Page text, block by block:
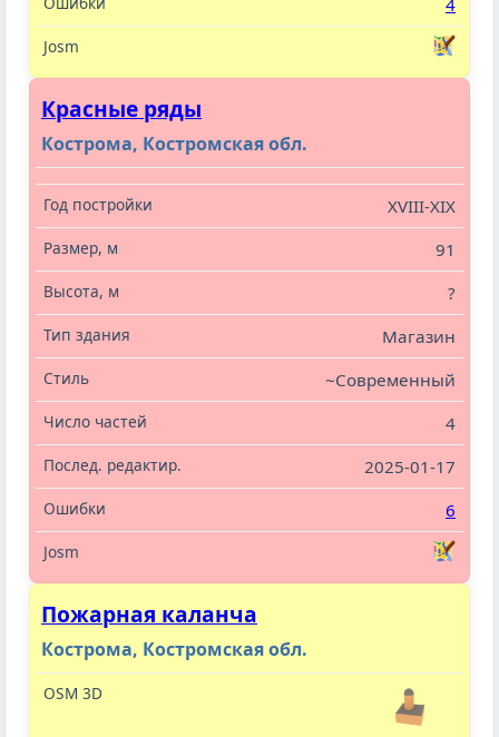
4
Красные ряды
Кострома, Костромская обл.
XVIII-XIX
91
?
Магазин
~Современный
4
2025-01-17
6
Пожарная каланча
Кострома, Костромская обл.